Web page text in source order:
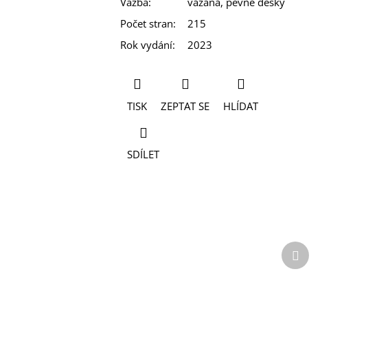
Počet stran:
215
Rok vydání: 2023
TISK ZEPTAT SE HLÍDAT
SDÍLET
Další
produkt